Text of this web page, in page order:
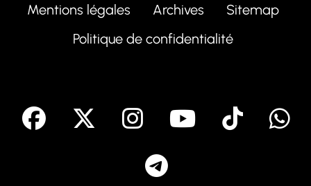
Mentions légales Archives
Sitemap
Politique de confidentialité
facebook Instagram
Youtube
Tik